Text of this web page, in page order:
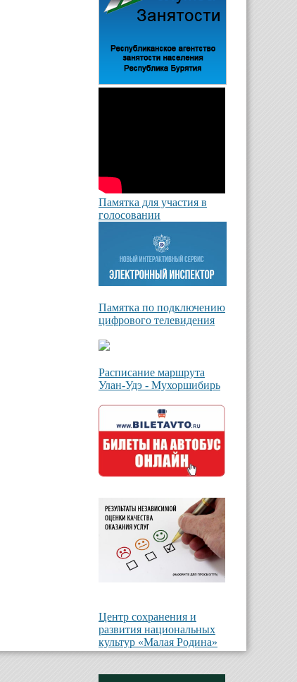
Памятка для участия в
голосовании
Памятка по подключению
цифрового телевидения
Расписание маршрута
Улан-Удэ - Мухоршибирь
Центр сохранения и
развития национальных
культур «Малая Родина»